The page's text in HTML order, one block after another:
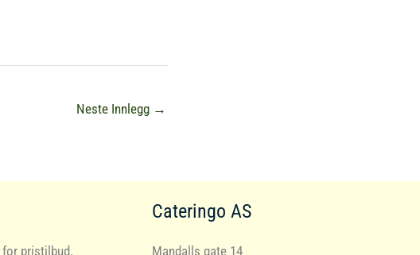
Neste Innlegg →
for pristilbud.
Cateringo AS
Mandalls gate 14